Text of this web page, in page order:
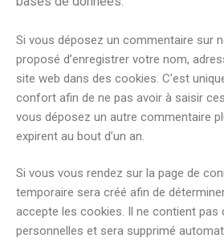
Si vous déposez un commentaire sur
proposé d’enregistrer votre nom,
site web dans des cookies. C’est
confort afin de ne pas avoir à saisir
vous déposez un autre commentaire
expirent au bout d’un an.
Si vous vous rendez sur la page de
temporaire sera créé afin de
accepte les cookies. Il ne contient pas
personnelles et sera supprimé